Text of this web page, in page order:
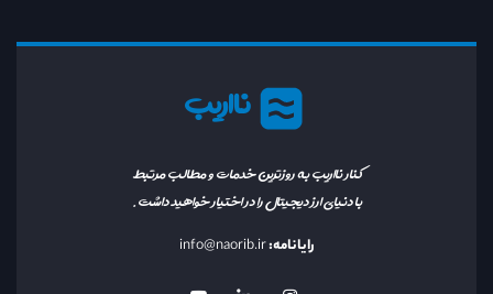
نااریب
کنار نااریب به روزترین خدمات و مطالب مرتبط
با دنیای ارز دیجیتال را در اختیار خواهید داشت.
رایانامه:info@naorib.ir